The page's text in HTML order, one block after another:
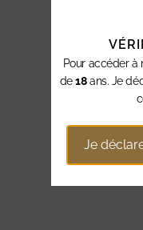
Pour accéder à
de18ans. Je
Je